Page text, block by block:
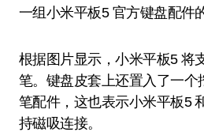
一组小米平板5 官方键盘配件
根据图片显示，小米平板5 将
笔。键盘皮套上还置入了一个
笔配件，这也表示小米平板5
持磁吸连接。